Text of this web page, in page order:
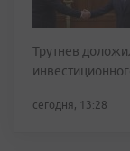
Трутнев
сегодня, 13:28